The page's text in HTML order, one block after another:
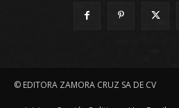
© EDITORA ZAMORA CRUZ SA DE CV